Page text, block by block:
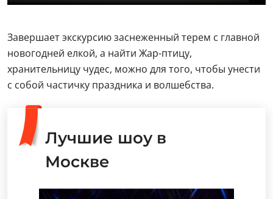
Завершает экскурсию заснеженный терем с главной
новогодней елкой, а найти Жар-птицу,
хранительницу чудес, можно для того, чтобы унести
с собой частичку праздника и волшебства.
Лучшие шоу в
Москве